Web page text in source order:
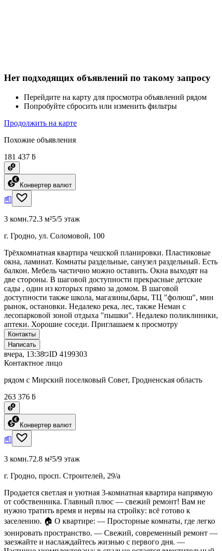
Нет подходящих объявлений по такому запросу
Перейдите на карту для просмотра объявлений рядом
Попробуйте сбросить или изменить фильтры
Продолжить на карте
Похожие объявления
181 437 ƃ
Конвертер валют
3 комн.72.3 м²5/5 этаж
г. Гродно, ул. Соломовой, 100
Трёхкомнатная квартира чешской планировки. Пластиковые
окна, ламинат. Комнаты раздельные, санузел раздельный. Есть
балкон. Мебель частично можно оставить. Окна выходят на
две стороны. В шаговой доступности прекрасные детские
сады , один из которых прямо за домом. В шаговой
доступности также школа, магазины,бары, ТЦ "фолюш", мин
рынок, остановки. Недалеко река, лес, также Неман с
лесопарковой зоной отдыха "пышки". Недалеко поликлиники,
аптеки. Хорошие соседи. Приглашаем к просмотру
Контакты
Написать
вчера, 13:38 ID 4199303
Контактное лицо
рядом с Мирский поселковый Совет, Гродненская область
263 376 ƃ
Конвертер валют
3 комн.72.8 м²5/9 этаж
г. Гродно, просп. Строителей, 29/а
Продается светлая и уютная 3-комнатная квартира напрямую
от собственника. Главный плюс — свежий ремонт! Вам не
нужно тратить время и нервы на стройку: всё готово к
заселению. 🏠 О квартире: — Просторные комнаты, где легко
зонировать пространство. — Свежий, современный ремонт —
заезжайте и наслаждайтесь жизнью с первого дня. —